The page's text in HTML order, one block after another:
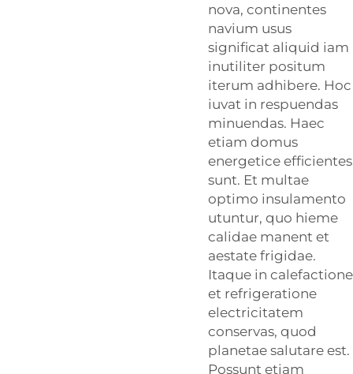
nova, continentes
navium usus
significat aliquid iam
inutiliter positum
iterum adhibere. Hoc
iuvat in respuendas
minuendas. Haec
etiam domus
energetice efficientes
sunt. Et multae
optimo insulamento
utuntur, quo hieme
calidae manent et
aestate frigidae.
Itaque in calefactione
et refrigeratione
electricitatem
conservas, quod
planetae salutare est.
Possunt etiam